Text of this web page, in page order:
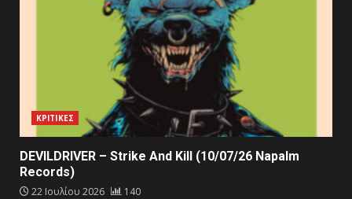
ΚΡΙΤΙΚΕΣ
DEVILDRIVER – Strike And Kill (10/07/26 Napalm
Records)
22 Ιουλίου 2026 140